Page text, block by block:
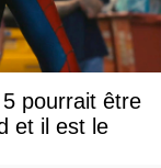
pourrait être
il est le